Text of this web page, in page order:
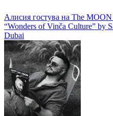
Навигация
Алисия гостува на The
“Wonders of Vinča Culture” by
Dubai